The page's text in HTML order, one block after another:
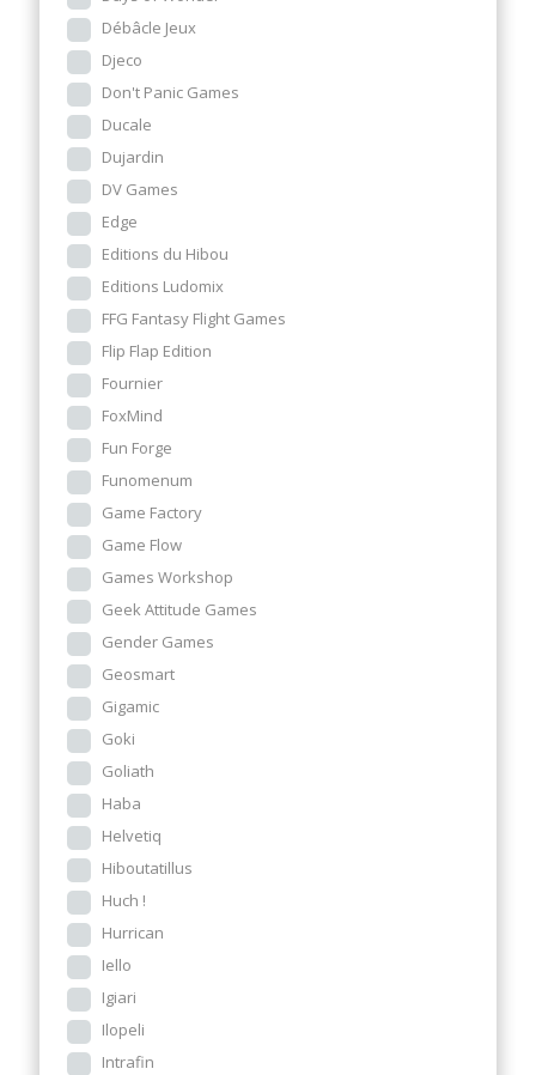
Débâcle Jeux
Djeco
Don't Panic Games
Ducale
Dujardin
DV Games
Edge
Editions du Hibou
Editions Ludomix
FFG Fantasy Flight Games
Flip Flap Edition
Fournier
FoxMind
Fun Forge
Funomenum
Game Factory
Game Flow
Games Workshop
Geek Attitude Games
Gender Games
Geosmart
Gigamic
Goki
Goliath
Haba
Helvetiq
Hiboutatillus
Huch !
Hurrican
Iello
Igiari
Ilopeli
Intrafin